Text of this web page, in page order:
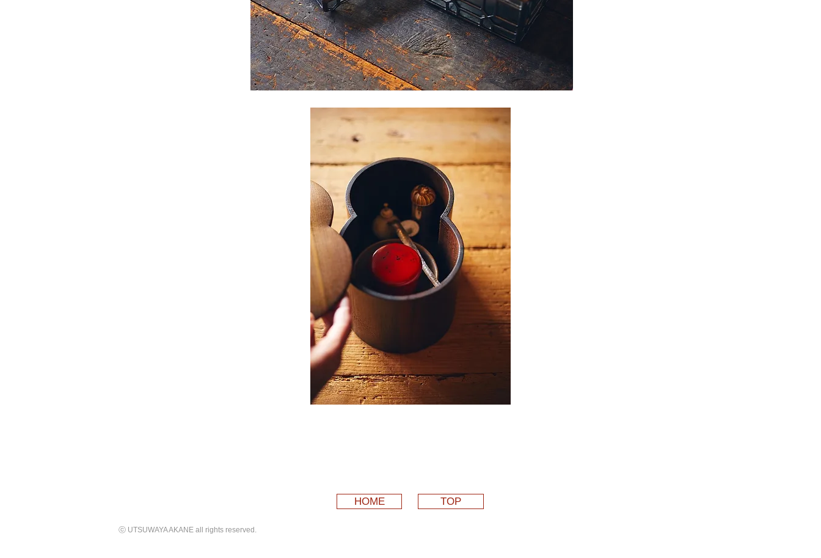
HOME TOP
ⓒ UTSUWAYA AKANE all rights reserved.